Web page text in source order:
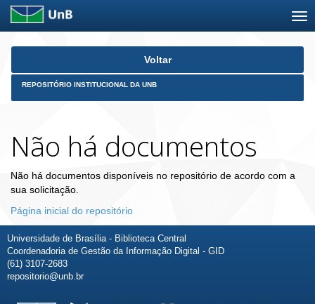
Skip
Voltar
REPOSITÓRIO INSTITUCIONAL DA UNB
Não há documentos
Não há documentos disponíveis no repositório de acordo com a
sua solicitação.
Página inicial do repositório
Universidade de Brasília - Biblioteca Central
Coordenadoria de Gestão da Informação Digital - GID
(61) 3107-2683
repositorio@unb.br